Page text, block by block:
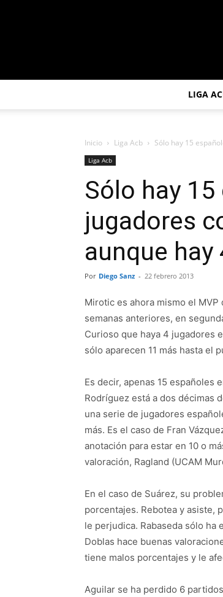
LIGA
Inicio Liga Acb Sólo hay 15
Liga Acb
Sólo hay
jugadores
aunque
Por Diego Sanz - 22 febrero 2013
Mirotic es ahora mismo el
semanas anteriores, en
Curioso que haya 4 jugadores
sólo aparecen 11 más hasta el
Es decir, apenas 15 españoles
Rodríguez está a dos décimas
una serie de jugadores
más. Es el caso de Fran
anotación para estar en 10 o
valoración, Ragland (UCAM
En el caso de Suárez, su
porcentajes. Rebotea y asiste,
le perjudica. Rabaseda sólo ha
Doblas hace buenas
tiene malos porcentajes y le
Aguilar se ha perdido 6